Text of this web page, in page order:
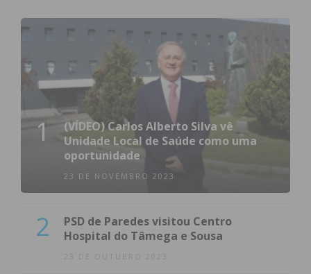
1
(VÍDEO) Carlos Alberto Silva vê
Unidade Local de Saúde como uma
oportunidade
23 DE NOVEMBRO 2023
2
PSD de Paredes visitou Centro
Hospital do Tâmega e Sousa
23 DE OUTUBRO 2023